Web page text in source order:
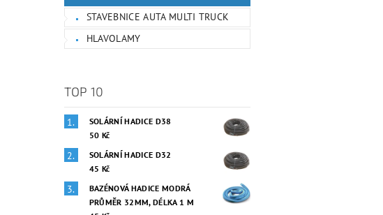
STAVEBNICE AUTA MULTI TRUCK
HLAVOLAMY
TOP 10
SOLÁRNÍ HADICE D38
50 Kč
SOLÁRNÍ HADICE D32
45 Kč
BAZÉNOVÁ HADICE MODRÁ
PRŮMĚR 32MM, DÉLKA 1 M